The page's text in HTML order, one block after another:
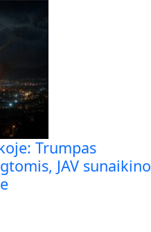
Trumpas
JAV sunaikino